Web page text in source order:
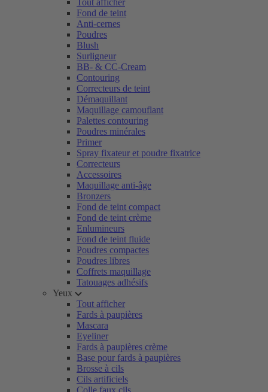
Tout afficher
Fond de teint
Anti-cernes
Poudres
Blush
Surligneur
BB- & CC-Cream
Contouring
Correcteurs de teint
Démaquillant
Maquillage camouflant
Palettes contouring
Poudres minérales
Primer
Spray fixateur et poudre fixatrice
Correcteurs
Accessoires
Maquillage anti-âge
Bronzers
Fond de teint compact
Fond de teint crème
Enlumineurs
Fond de teint fluide
Poudres compactes
Poudres libres
Coffrets maquillage
Tatouages adhésifs
Yeux
Tout afficher
Fards à paupières
Mascara
Eyeliner
Fards à paupières crème
Base pour fards à paupières
Brosse à cils
Cils artificiels
Colle faux cils